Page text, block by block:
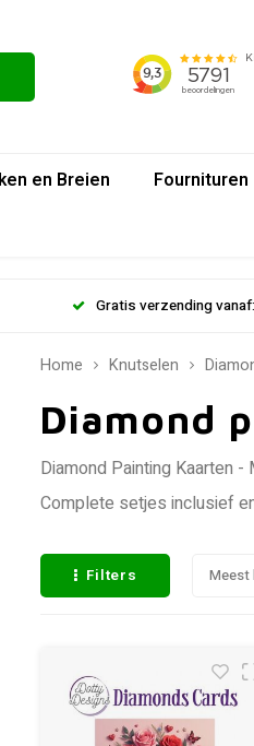
en Breien Fournituren
Gratis verzending
Home Knutselen
Diamond
Diamond Painting Kaarten
Complete setjes inclusief
Filters Meest